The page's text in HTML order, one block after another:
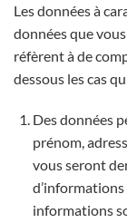
Les données à
données que
réfèrent à de
dessous les cas
Des données
prénom,
vous seront
informations